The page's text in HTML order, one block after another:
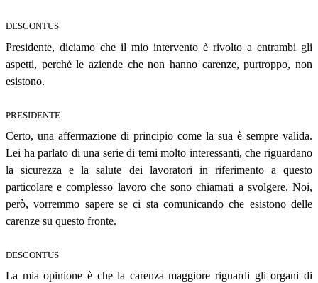
DESCONTUS
Presidente, diciamo che il mio intervento è rivolto a entrambi gli
aspetti, perché le aziende che non hanno carenze, purtroppo, non
esistono.
PRESIDENTE
Certo, una affermazione di principio come la sua è sempre valida.
Lei ha parlato di una serie di temi molto interessanti, che riguardano
la sicurezza e la salute dei lavoratori in riferimento a questo
particolare e complesso lavoro che sono chiamati a svolgere. Noi,
però, vorremmo sapere se ci sta comunicando che esistono delle
carenze su questo fronte.
DESCONTUS
La mia opinione è che la carenza maggiore riguardi gli organi di